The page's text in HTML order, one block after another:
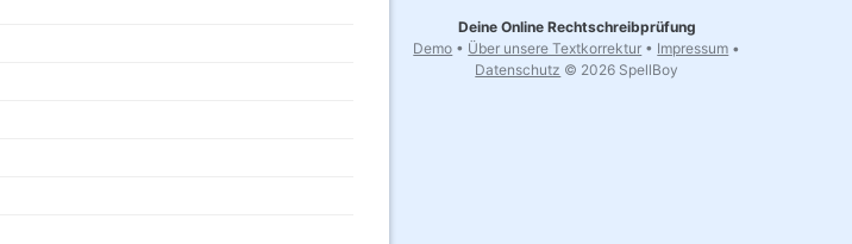
Deine Online Rechtschreibprüfung
Demo • Über unsere Textkorrektur • Impressum •
Datenschutz © 2026 SpellBoy